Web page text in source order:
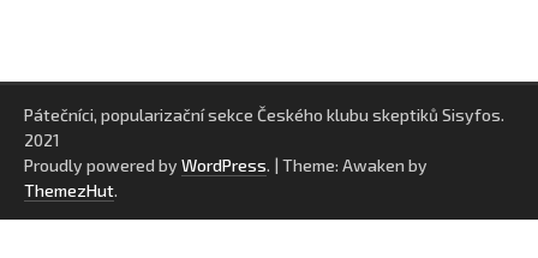
Pátečníci, popularizační sekce Českého klubu skeptiků Sisyfos.
2021
Proudly powered by WordPress. | Theme: Awaken by
ThemezHut.